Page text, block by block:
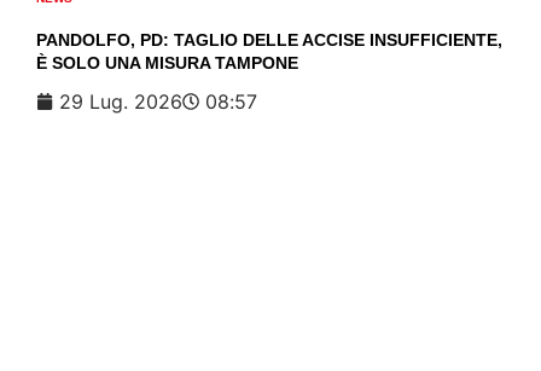
PANDOLFO, PD: TAGLIO DELLE ACCISE INSUFFICIENTE,
È SOLO UNA MISURA TAMPONE
29 Lug. 2026 08:57